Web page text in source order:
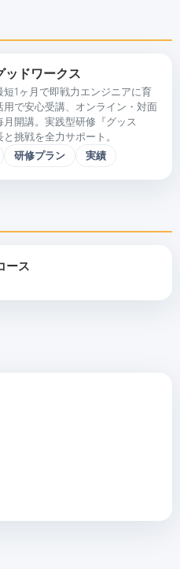
ッドワークス
短1ヶ月で即戦力エンジニアに育
用で安心受講、オンライン・対面
月開講。実践型研修『グッス
挑戦を全力サポート。
研修プラン 実績
ース